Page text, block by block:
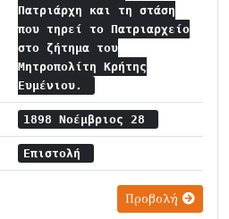
Πατριάρχη και τη στάση
που τηρεί το Πατριαρχείο
στο ζήτημα του
Μητροπολίτη Κρήτης
Ευμένιου.
1898 Νοέμβριος 28
Επιστολή
Προβολή